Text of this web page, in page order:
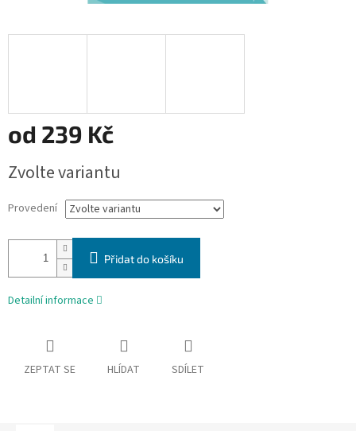
od 239 Kč
cena:
Zvolte variantu
Provedení
Přidat do košíku
Detailní informace
ZEPTAT SE HLÍDAT SDÍLET